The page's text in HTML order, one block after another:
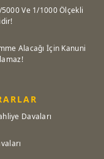
Ve 1/1000 Ölçekli
Alacağı İçin Kanuni
Davaları